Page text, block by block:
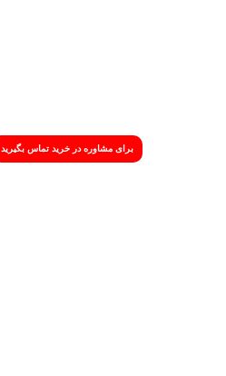
برای مشاوره در خرید تماس بگیرید